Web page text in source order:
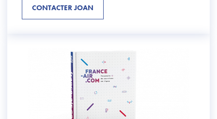
CONTACTER JOAN